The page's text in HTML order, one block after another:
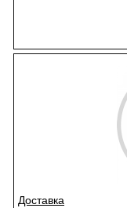
Доставка